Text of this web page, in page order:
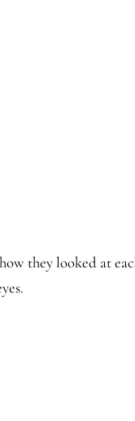
they looked at